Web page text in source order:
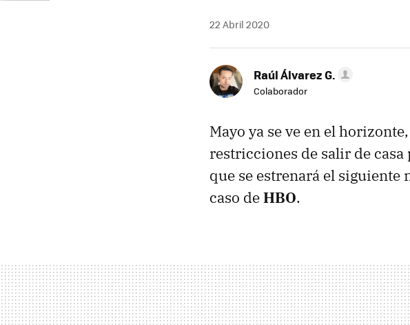
22 Abril 2020
Raúl Álvarez G.
Colaborador
Mayo ya se ve en el
restricciones de salir de casa
que se estrenará el siguiente
caso deHBO.